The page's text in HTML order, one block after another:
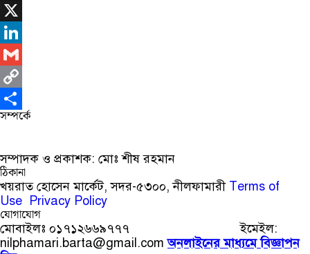
WhatsApp
X
LinkedIn
Gmail
Copy
Link
Share
সম্পর্কে
সম্পাদক ও প্রকাশক: মোঃ শীষ রহমান
ঠিকানা
খয়রাত হোসেন মার্কেট, সদর-৫৩০০, নীলফামারী Terms of
Use Privacy Policy
যোগাযোগ
মোবাইলঃ ০১৭১২৬৬৯৭৭৭ ইমেইল:
nilphamari.barta@gmail.comঅনলাইনের মাধ্যমে বিজ্ঞাপন